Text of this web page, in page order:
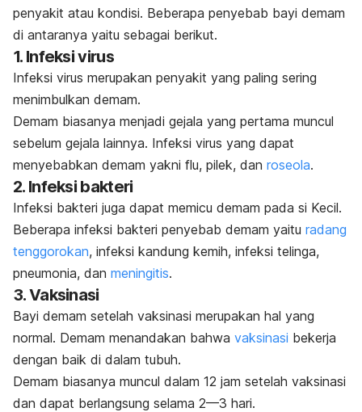
penyakit atau kondisi. Beberapa penyebab bayi demam
di antaranya yaitu sebagai berikut.
1. Infeksi virus
Infeksi virus merupakan penyakit yang paling sering
menimbulkan demam.
Demam biasanya menjadi gejala yang pertama muncul
sebelum gejala lainnya. Infeksi virus yang dapat
menyebabkan demam yakni flu, pilek, dan roseola.
2. Infeksi bakteri
Infeksi bakteri juga dapat memicu demam pada si Kecil.
Beberapa infeksi bakteri penyebab demam yaitu radang
tenggorokan, infeksi kandung kemih, infeksi telinga,
pneumonia, dan meningitis.
3. Vaksinasi
Bayi demam setelah vaksinasi merupakan hal yang
normal. Demam menandakan bahwa vaksinasi bekerja
dengan baik di dalam tubuh.
Demam biasanya muncul dalam 12 jam setelah vaksinasi
dan dapat berlangsung selama 2—3 hari.